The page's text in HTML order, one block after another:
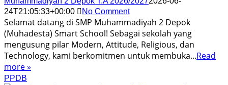
24T21:05:33+00:00
No Comment
Selamat datang di SMP Muhammadiyah 2 Depok
(Muhadesta) Smart School! Sebagai sekolah yang
mengusung pilar Modern, Attitude, Religious, dan
Technology, kami berkomitmen untuk membuka...Read
more »
PPDB